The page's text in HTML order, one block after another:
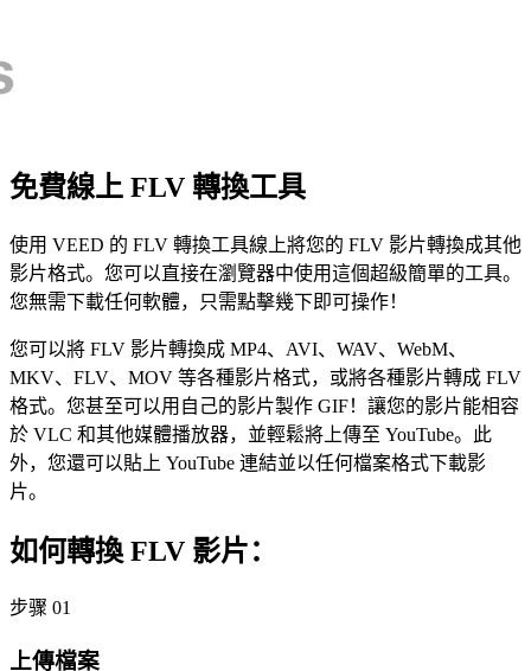
免費線上 FLV 轉換工具
使用 VEED 的 FLV 轉換工具線上將您的 FLV 影片轉換成其他
影片格式。您可以直接在瀏覽器中使用這個超級簡單的工具。
您無需下載任何軟體，只需點擊幾下即可操作！
您可以將 FLV 影片轉換成 MP4、AVI、WAV、WebM、
MKV、FLV、MOV 等各種影片格式，或將各種影片轉成 FLV
格式。您甚至可以用自己的影片製作 GIF！讓您的影片能相容
於 VLC 和其他媒體播放器，並輕鬆將上傳至 YouTube。此
外，您還可以貼上 YouTube 連結並以任何檔案格式下載影
片。
如何轉換 FLV 影片：
步骤 01
上傳檔案